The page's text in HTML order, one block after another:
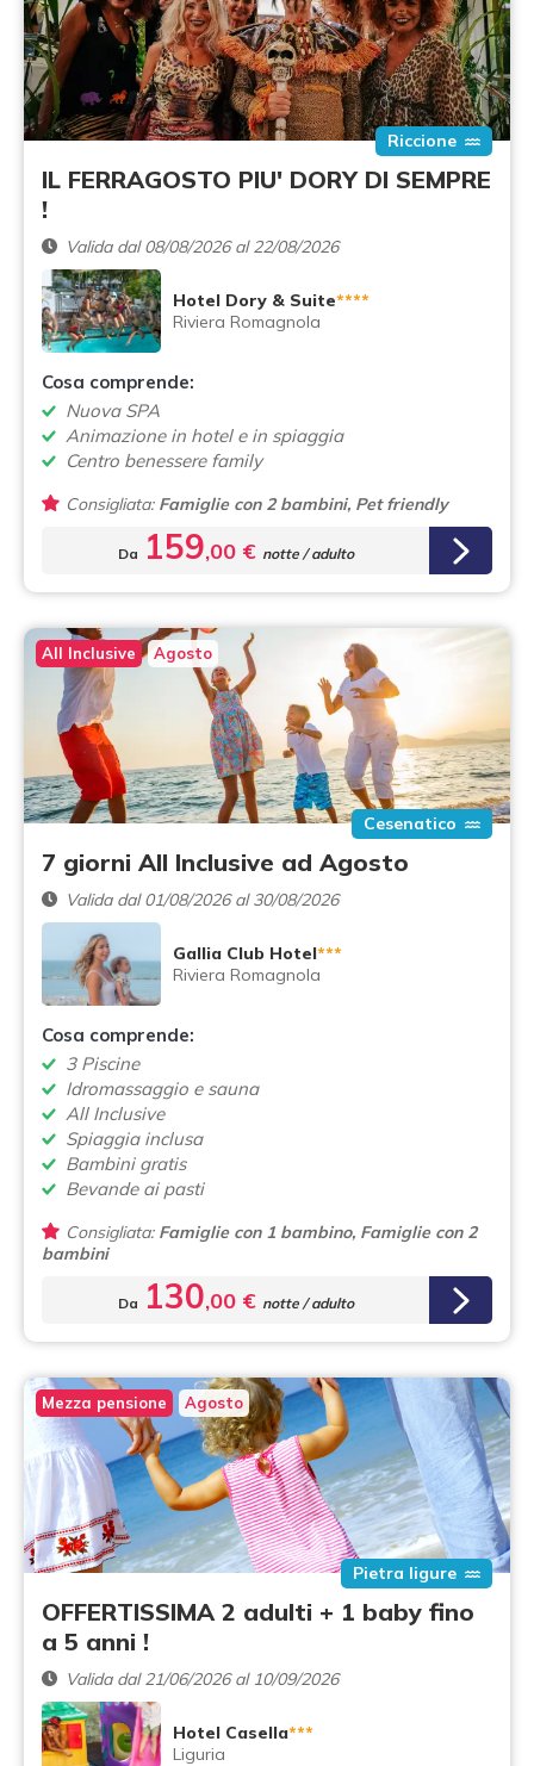
Riccione
IL FERRAGOSTO PIU' DORY DI SEMPRE
!
Valida dal 08/08/2026 al 22/08/2026
Hotel Dory & Suite****
Riviera Romagnola
Cosa comprende:
Nuova SPA
Animazione in hotel e in spiaggia
Centro benessere family
Consigliata:Famiglie con 2 bambini, Pet friendly
Da 159,00 € notte / adulto
All Inclusive Agosto
Cesenatico
7 giorni All Inclusive ad Agosto
Valida dal 01/08/2026 al 30/08/2026
Gallia Club Hotel***
Riviera Romagnola
Cosa comprende:
3 Piscine
Idromassaggio e sauna
All Inclusive
Spiaggia inclusa
Bambini gratis
Bevande ai pasti
Consigliata:Famiglie con 1 bambino, Famiglie con 2
bambini
Da 130,00 € notte / adulto
Mezza pensione Agosto
Pietra ligure
OFFERTISSIMA 2 adulti + 1 baby fino
a 5 anni !
Valida dal 21/06/2026 al 10/09/2026
Hotel Casella***
Liguria